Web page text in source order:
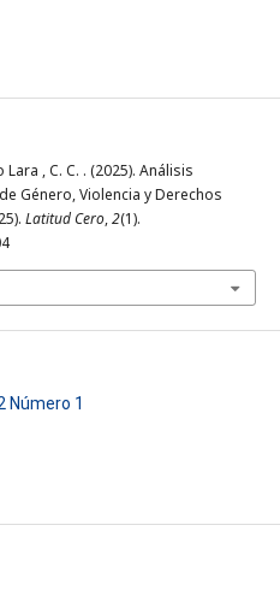
, C. C. . (2025). Análisis
Género, Violencia y Derechos
Latitud Cero,2(1).
Número 1